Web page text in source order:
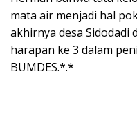
mata air menjadi hal
akhirnya desa Sidodadi
harapan ke 3 dalam
BUMDES.*.*